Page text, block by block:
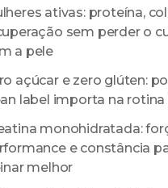
ativas: proteína,
sem perder o
a pele
açúcar e zero glúten:
label importa na
monohidratada:
e constância
melhor